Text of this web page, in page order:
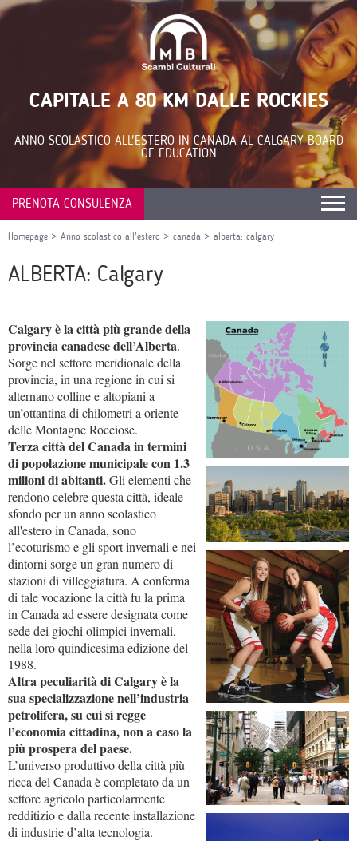
CAPITALE A 80 KM DALLE ROCKIES
ANNO SCOLASTICO ALL'ESTERO IN CANADA AL CALGARY BOARD
OF EDUCATION
PRENOTA CONSULENZA
Homepage > Anno scolastico all'estero > canada > alberta: calgary
ALBERTA: Calgary
Calgary è la città più grande della
provincia canadese dell’Alberta.
Sorge nel settore meridionale della
provincia, in una regione in cui si
alternano colline e altopiani a
un’ottantina di chilometri a oriente
delle Montagne Rocciose.
Terza città del Canada in termini
di popolazione municipale con 1.3
milioni di abitanti.Gli elementi che
rendono celebre questa città, ideale
sfondo per un anno scolastico
all'estero in Canada, sono
l’ecoturismo e gli sport invernali e nei
dintorni sorge un gran numero di
stazioni di villeggiatura. A conferma
di tale vocazione la città fu la prima
in Canada ad essere designata come
sede dei giochi olimpici invernali,
nella loro quindicesima edizione del
1988.
Altra peculiarità di Calgary è la
sua specializzazione nell’industria
petrolifera, su cui si regge
l’economia cittadina, non a caso la
più prospera del paese.
L’universo produttivo della città più
ricca del Canada è completato da un
settore agricolo particolarmente
redditizio e dalla recente installazione
di industrie d’alta tecnologia.